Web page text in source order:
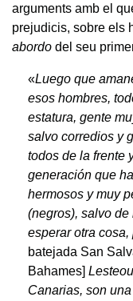
arguments amb el
prejudicis, sobre els
abordo del seu
«Luego que
esos hombres,
estatura, gente
salvo corredios y
todos de la frente
generación que
hermosos y muy
(negros), salvo
esperar otra cosa,
batejada San
Bahames]
Canarias, son